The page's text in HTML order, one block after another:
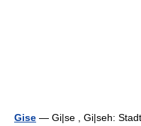
Gise — Gi|se , Gi|seh: